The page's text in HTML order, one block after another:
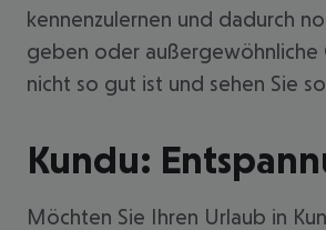
kennenzulernen und dadurch
geben oder außergewöhnliche
nicht so gut ist und sehen Sie
Kundu:
Möchten Sie Ihren Urlaub in